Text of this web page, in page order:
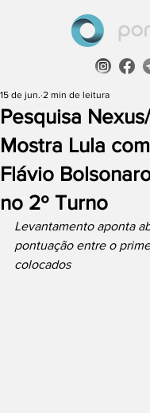
Pesquisa
Mostra Lula
Flávio
no 2º Turno
15 de jun. 2 min de leitura
Levantamento aponta
pontuação entre o
colocados